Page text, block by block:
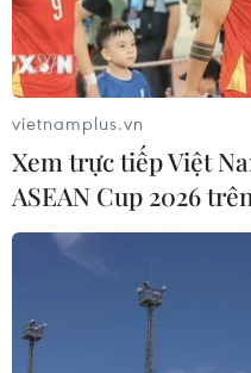
Biện pháp vệ sinh
hiệu quả virus gây
23/10/2020 08:34
Đây là kết quả của các
vietnamplus.vn
Xem trực tiếp Việt
ASEAN Cup 2026